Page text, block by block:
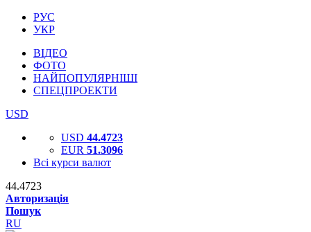
РУС
УКР
ВІДЕО
ФОТО
НАЙПОПУЛЯРНІШІ
СПЕЦПРОЕКТИ
USD
USD 44.4723
EUR 51.3096
Всі курси валют
44.4723
Авторизація
Пошук
RU